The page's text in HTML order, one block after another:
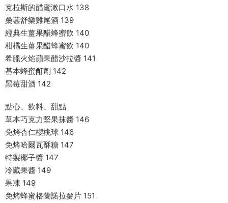
克拉斯的醋蜜漱口水 138
桑葚舒樂雞尾酒 139
經典生薑果醋蜂蜜飲 140
柑橘生薑果醋蜂蜜飲 140
希臘火焰蘋果醋沙拉醬 141
基本蜂蜜酊劑 142
黑莓甜酒 142
點心、飲料、甜點
草本巧克力堅果抹醬 146
免烤杏仁櫻桃球 146
免烤哈爾瓦酥糖 147
特製椰子醬 147
冷藏果醬 149
果凍 149
免烤蜂蜜格蘭諾拉麥片 151